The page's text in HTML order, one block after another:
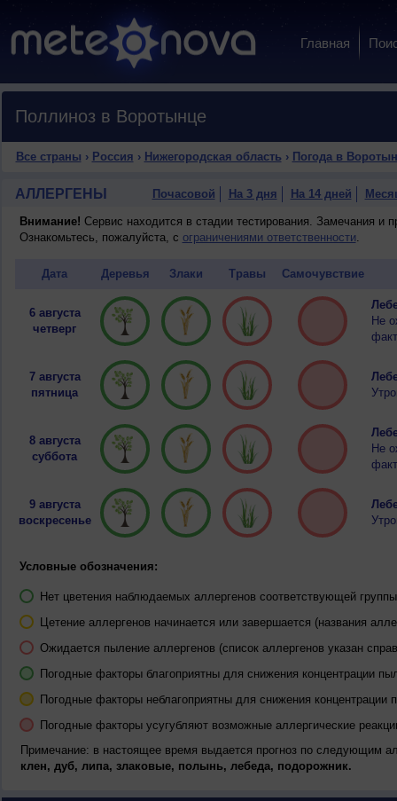
Главная
Поллиноз в Воротынце
Все страны › Россия › Нижегородская область › Погода в
АЛЛЕРГЕНЫ Почасовой На 3 дня На 14 дней
Внимание! Сервис находится в стадии тестирования. Замечания и
Ознакомьтесь, пожалуйста, с ограничениями ответственности.
Дата Деревья Злаки Травы Самочувствие
6 августа
четверг
Не
7 августа
пятница
8 августа
суббота
Не
9 августа
воскресенье
Условные обозначения:
Нет цветения наблюдаемых аллергенов соответствующей
Цетение аллергенов начинается или завершается (названия
Ожидается пыление аллергенов (список аллергенов указан
Погодные факторы благоприятны для снижения концентрации
Погодные факторы неблагоприятны для снижения концентрации
Погодные факторы усугубляют возможные аллергические
Примечание: в настоящее время выдается прогноз по следующим
клен, дуб, липа, злаковые, полынь, лебеда, подорожник.